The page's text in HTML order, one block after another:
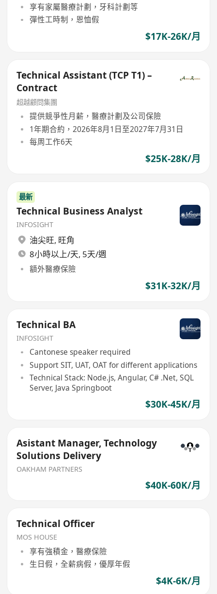
享有家屬醫療計劃，牙科計劃等
彈性工時制，恩恤假
$17K-26K/月
Technical Assistant (TCP T1) –
Contract
超越顧問集團
提供競爭性月薪，醫療計劃及公司保險
1年期合約，2026年8月1日至2027年7月31日
每周工作6天
$25K-28K/月
最新
Technical Business Analyst
INFOSIGHT
油尖旺, 旺角
8小時以上/天, 5天/週
額外醫療保險
$31K-32K/月
Technical BA
INFOSIGHT
Cantonese speaker required
Support SIT, UAT, OAT for different applications
Technical Stack: Node.js, Angular, C# .Net, SQL
Server, Java Springboot
$30K-45K/月
Asistant Manager, Technology
Solutions Delivery
OAKHAM PARTNERS
$40K-60K/月
Technical Officer
MOS HOUSE
享有強積金，醫療保險
生日假，全薪病假，優厚年假
$4K-6K/月